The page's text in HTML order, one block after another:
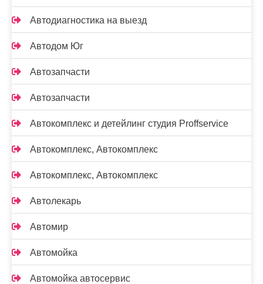
Автодиагностика на выезд
Автодом Юг
Автозапчасти
Автозапчасти
Автокомплекс и детейлинг студия Proffservice
Автокомплекс, Автокомплекс
Автокомплекс, Автокомплекс
Автолекарь
Автомир
Автомойка
Автомойка автосервис